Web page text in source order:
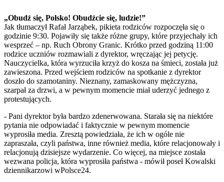
„Obudź się, Polsko! Obudźcie się, ludzie!”
Jak tłumaczył Rafał Jarząbek, pikieta rodziców rozpoczęła się o
godzinie 9:30. Pojawiły się także różne grupy, które przyjechały ich
wesprzeć – np. Ruch Obrony Granic. Krótko przed godziną 11:00
rodzice uczniów rozmawiali z dyrektor, wręczając jej petycję.
Nauczycielka, która wyrzuciła krzyż do kosza na śmieci, została już
zawieszona. Przed wejściem rodziców na spotkanie z dyrektor
doszło do szamotaniny. Nieznany, zamaskowany mężczyzna,
szarpał za drzwi, a w pewnym momencie miał uderzyć jednego z
protestujących.
- Pani dyrektor była bardzo zdenerwowana. Starała się na niektóre
pytania nie odpowiadać i faktycznie w pewnym momencie
wyprosiła media. Zresztą powiedziała, że ich w ogóle nie
zapraszała, czyli państwa, inne również media, które relacjonowały i
relacjonują dzisiejsze wydarzenie. Co więcej, na miejsce została
wezwana policja, która wyprosiła państwa - mówił poseł Kowalski
dziennikarzowi wPolsce24.